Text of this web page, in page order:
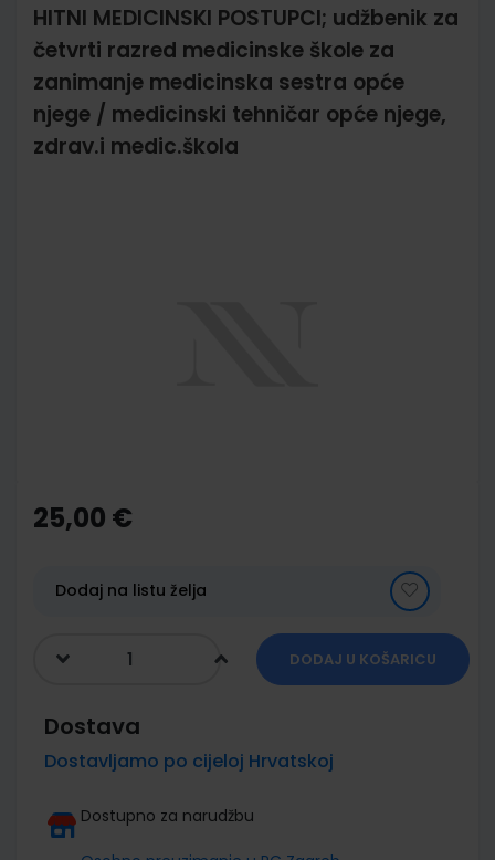
HITNI MEDICINSKI POSTUPCI; udžbenik za
četvrti razred medicinske škole za
zanimanje medicinska sestra opće
njege / medicinski tehničar opće njege,
zdrav.i medic.škola
the
beginning
gallery
25,00 €
Dodaj na listu želja
DODAJ U KOŠARICU
Dostava
Dostavljamo po cijeloj Hrvatskoj
Dostupno za narudžbu